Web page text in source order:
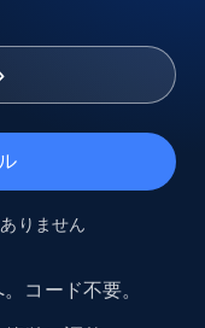
りません
コード不要。